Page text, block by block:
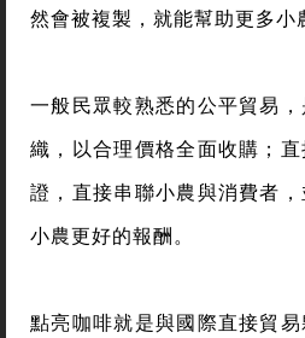
然會被複製，就能幫助更多小
一般民眾較熟悉的公平貿易
織，以合理價格全面收購；
證，直接串聯小農與消費者
小農更好的報酬。
點亮咖啡就是與國際直接貿